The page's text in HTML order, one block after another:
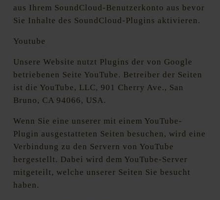
aus Ihrem SoundCloud-Benutzerkonto aus bevor
Sie Inhalte des SoundCloud-Plugins aktivieren.
Youtube
Unsere Website nutzt Plugins der von Google
betriebenen Seite YouTube. Betreiber der Seiten
ist die YouTube, LLC, 901 Cherry Ave., San
Bruno, CA 94066, USA.
Wenn Sie eine unserer mit einem YouTube-
Plugin ausgestatteten Seiten besuchen, wird eine
Verbindung zu den Servern von YouTube
hergestellt. Dabei wird dem YouTube-Server
mitgeteilt, welche unserer Seiten Sie besucht
haben.